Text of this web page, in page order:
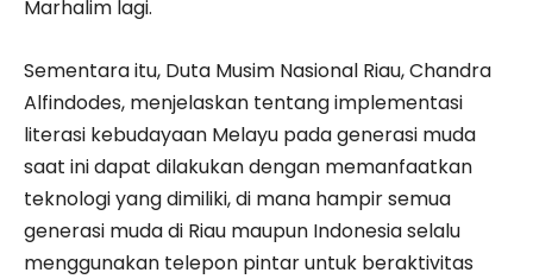
Marhalim lagi.
Sementara itu, Duta Musim Nasional Riau, Chandra
Alfindodes, menjelaskan tentang implementasi
literasi kebudayaan Melayu pada generasi muda
saat ini dapat dilakukan dengan memanfaatkan
teknologi yang dimiliki, di mana hampir semua
generasi muda di Riau maupun Indonesia selalu
menggunakan telepon pintar untuk beraktivitas